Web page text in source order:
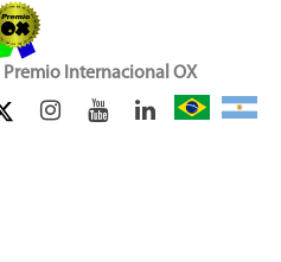
Internacional OX